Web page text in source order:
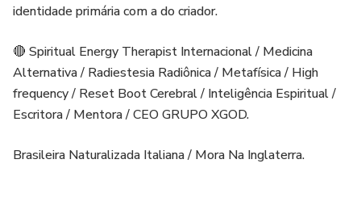
identidade primária com a do criador.
🔴 Spiritual Energy Therapist Internacional / Medicina
Alternativa / Radiestesia Radiônica / Metafísica / High
frequency / Reset Boot Cerebral / Inteligência Espiritual /
Escritora / Mentora / CEO GRUPO XGOD.
Brasileira Naturalizada Italiana / Mora Na Inglaterra.